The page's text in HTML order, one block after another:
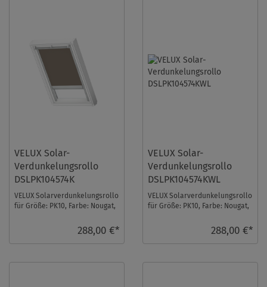
VELUX Solar-
Verdunkelungsrollo
DSLPK104574K
VELUX Solarverdunkelungsrollo
für Größe: PK10, Farbe: Nougat,
288,00 €*
VELUX Solar-
Verdunkelungsrollo
DSLPK104574KWL
VELUX Solarverdunkelungsrollo
für Größe: PK10, Farbe: Nougat,
288,00 €*